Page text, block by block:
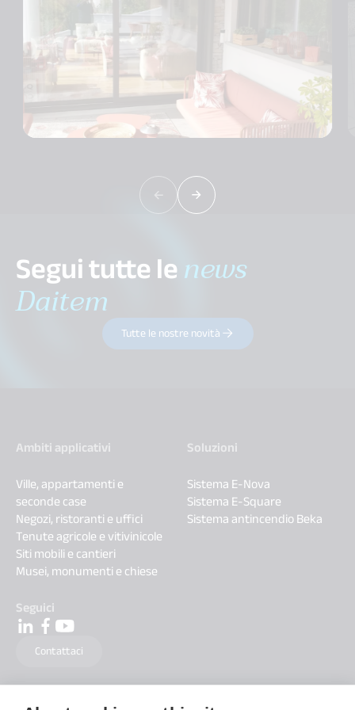
Segui tutte lenews
Daitem
Tutte le nostre novità
Ambiti applicativi
Ville, appartamenti e
seconde case
Negozi, ristoranti e uffici
Tenute agricole e vitivinicole
Siti mobili e cantieri
Musei, monumenti e chiese
Soluzioni
Sistema E-Nova
Sistema E-Square
Sistema antincendio Beka
Seguici
Contattaci